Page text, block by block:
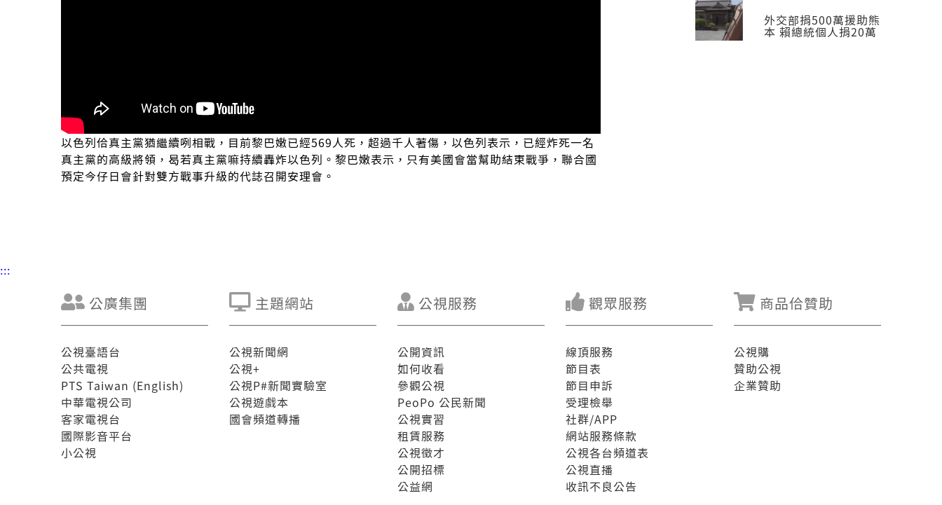
以色列佮真主黨猶繼續咧相戰，目前黎巴嫩已經569人死，超過千人著傷，以色列表示，已經炸死一名
真主黨的高級將領，曷若真主黨嘛持續轟炸以色列。黎巴嫩表示，只有美國會當幫助結束戰爭，聯合國
預定今仔日會針對雙方戰事升級的代誌召開安理會。
外交部捐500萬援助熊
本 賴總統個人捐20萬
:::
公廣集團
公視臺語台
公共電視
PTS Taiwan (English)
中華電視公司
客家電視台
國際影音平台
小公視
主題網站
公視新聞網
公視+
公視P#新聞實驗室
公視遊戲本
國會頻道轉播
公視服務
公開資訊
如何收看
參觀公視
PeoPo 公民新聞
公視實習
租賃服務
公視徵才
公開招標
公益網
觀眾服務
線頂服務
節目表
節目申訴
受理檢舉
社群/APP
網站服務條款
公視各台頻道表
公視直播
收訊不良公告
商品佮贊助
公視購
贊助公視
企業贊助